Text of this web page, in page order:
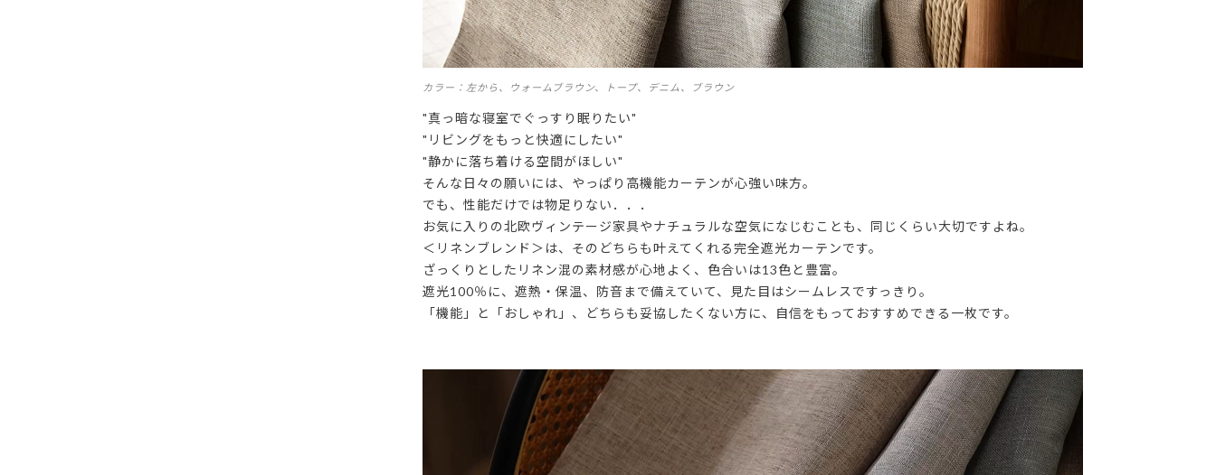
カラー：左から、ウォームブラウン、トープ、デニム、ブラウン
"真っ暗な寝室でぐっすり眠りたい"
"リビングをもっと快適にしたい"
"静かに落ち着ける空間がほしい"
そんな日々の願いには、やっぱり高機能カーテンが心強い味方。
でも、性能だけでは物足りない．．．
お気に入りの北欧ヴィンテージ家具やナチュラルな空気になじむことも、同じくらい大切ですよね。
＜リネンブレンド＞は、そのどちらも叶えてくれる完全遮光カーテンです。
ざっくりとしたリネン混の素材感が心地よく、色合いは13色と豊富。
遮光100％に、遮熱・保温、防音まで備えていて、見た目はシームレスですっきり。
「機能」と「おしゃれ」、どちらも妥協したくない方に、自信をもっておすすめできる一枚です。